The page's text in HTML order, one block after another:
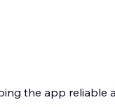
the app reliable